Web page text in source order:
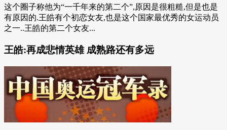
这个圈子称他为“一千年来的第二个”,原因是很粗糙,但是也是
有原因的.王皓有个初恋女友,也是这个国家最优秀的女运动员
之一..王皓的第二个女友...
王皓:再成悲情英雄 成熟路还有多远